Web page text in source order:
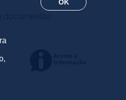
OK
documentos